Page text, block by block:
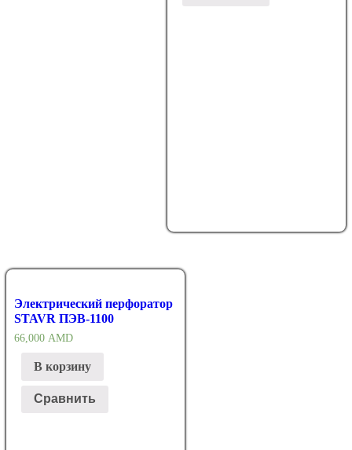
Электрический перфоратор
STAVR ПЭВ-1100
66,000 AMD
В корзину
Сравнить